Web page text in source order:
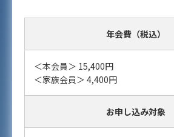
年会費（税込）
＜本会員＞ 15,400円
＜家族会員＞ 4,400円
お申し込み対象